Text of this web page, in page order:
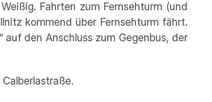
Fahrten zum Fernsehturm (und
kommend über Fernsehturm fährt.
den Anschluss zum Gegenbus, der